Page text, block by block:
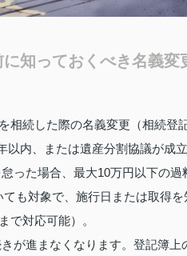
知っておくべき名義
相続した際の名義変更（相続登
内、または遺産分割協議が成
った場合、最大10万円以下の過
も対象で、施行日または取得
で対応可能）。
が進まなくなります。登記簿